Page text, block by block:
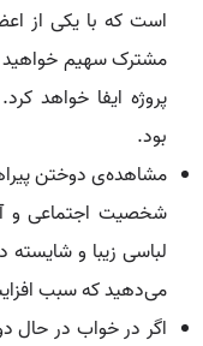
است که با یکی از
مشترک سهیم خواهید
پروژه ایفا خواهد
بود.
مشاهده‌ی دوختن
شخصیت اجتماعی و
لباسی زیبا و
می‌دهید که سبب
اگر در خواب در حال